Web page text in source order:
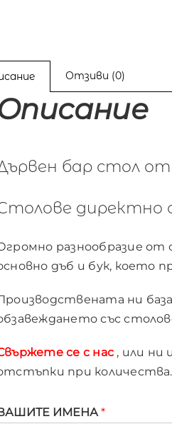
Отзиви (0)
бар стол от
директно
разнообразие от
дъб и бук, което
ни
със
се с нас , или ни
при количества.
ИМЕНА *